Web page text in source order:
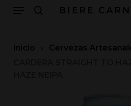
Skip
content
BIERE
Menu
Inicio Cervezas